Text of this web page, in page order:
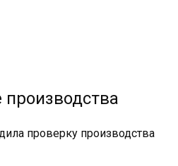
проверку производства